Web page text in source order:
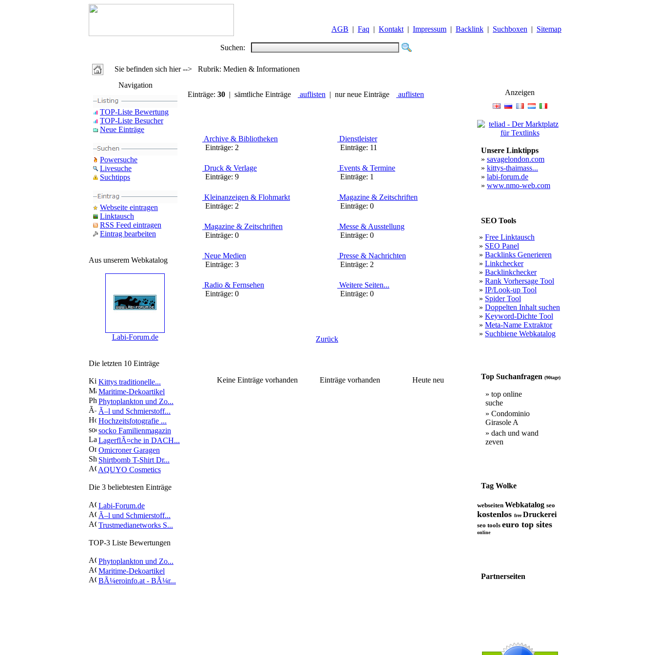
AGB | Faq | Kontakt | Impressum | Backlink | Suchboxen | Sitemap
Suchen:
Sie befinden sich hier --> Rubrik: Medien & Informationen
Navigation
TOP-Liste Bewertung
TOP-Liste Besucher
Neue Einträge
Powersuche
Livesuche
Suchtipps
Webseite eintragen
Linktausch
RSS Feed eintragen
Eintrag bearbeiten
Aus unserem Webkatalog
Labi-Forum.de
Die letzten 10 Einträge
Kittys traditionelle...
Maritime-Dekoartikel
Phytoplankton und Zo...
Ã–l und Schmierstoff...
Hochzeitsfotografie ...
socko Familienmagazin
LagerflÃ¤che in DACH...
Omicroner Garagen
Shirtbomb T-Shirt Dr...
AQUYO Cosmetics
Die 3 beliebtesten Einträge
Labi-Forum.de
Ã–l und Schmierstoff...
Trustmedianetworks S...
TOP-3 Liste Bewertungen
Phytoplankton und Zo...
Maritime-Dekoartikel
BÃ¼eroinfo.at - BÃ¼r...
Einträge: 30 | sämtliche Einträge auflisten | nur neue Einträge auflisten
Archive & Bibliotheken
Einträge: 2
Dienstleister
Einträge: 11
Druck & Verlage
Einträge: 9
Events & Termine
Einträge: 1
Kleinanzeigen & Flohmarkt
Einträge: 2
Magazine & Zeitschriften
Einträge: 0
Magazine & Zeitschriften
Einträge: 0
Messe & Ausstellung
Einträge: 0
Neue Medien
Einträge: 3
Presse & Nachrichten
Einträge: 2
Radio & Fernsehen
Einträge: 0
Weitere Seiten...
Einträge: 0
Zurück
Keine Einträge vorhanden Einträge vorhanden Heute neu
Anzeigen
Unsere Linktipps
» savagelondon.com
» kittys-thaimass...
» labi-forum.de
» www.nmo-web.com
SEO Tools
» Free Linktausch
» SEO Panel
» Backlinks Generieren
» Linkchecker
» Backlinkchecker
» Rank Vorhersage Tool
» IP/Look-up Tool
» Spider Tool
» Doppelten Inhalt suchen
» Keyword-Dichte Tool
» Meta-Name Extraktor
» Suchbiene Webkatalog
Top Suchanfragen (90tage)
» top online
suche
» Condominio
Girasole A
» dach und wand
zeven
Tag Wolke
webseiten Webkatalog seo
kostenlos freeDruckerei
seo tools euro top sites
online
Partnerseiten